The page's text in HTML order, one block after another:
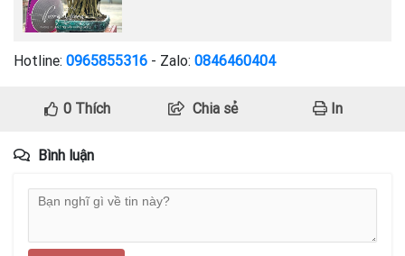
Hotline: 0965855316 - Zalo: 0846460404
0Thích Chia sẻ In
Bình luận